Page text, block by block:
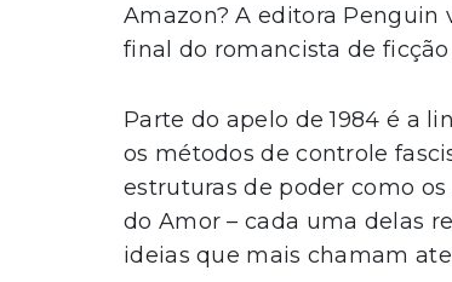
Amazon? A editora
final do romancista de
Parte do apelo de 1984 é a
os métodos de controle
estruturas de poder como
do Amor – cada uma delas
ideias que mais chamam